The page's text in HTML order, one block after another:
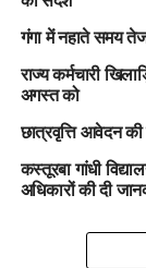
गंगा में नहाते समय
राज्य कर्मचारी
अगस्त को
छात्रवृत्ति आवेदन की
कस्तूरबा गांधी
अधिकारों की दी